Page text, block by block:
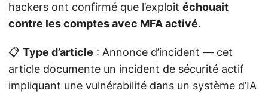
hackers ont confirmé que l’exploit échouait
contre les comptes avec MFA activé.
📋 Type d’article : Annonce d’incident — cet
article documente un incident de sécurité actif
impliquant une vulnérabilité dans un système d’IA